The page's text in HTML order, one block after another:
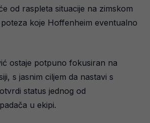
od raspleta situacije na zimskom
koje Hoffenheim eventualno
ostaje potpuno fokusiran na
s jasnim ciljem da nastavi s
status jednog od
u ekipi.